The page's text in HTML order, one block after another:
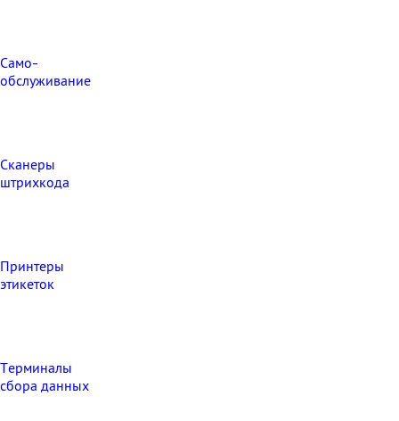
Само-
обслуживание
Сканеры
штрихкода
Принтеры
этикеток
Терминалы
сбора данных